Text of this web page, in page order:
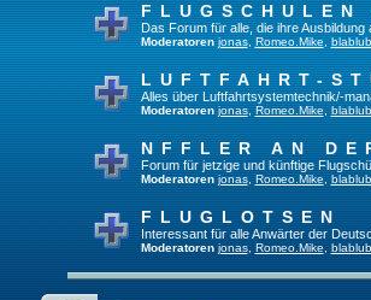
Das Forum für alle, die ihre
Moderatoren jonas, Romeo.Mike
LUFTFAHRT-
Alles über Luftfahrtsystemtechnik/-
Moderatoren jonas, Romeo.Mike,
NFFLER AN
Forum für jetzige und künftige
Moderatoren jonas, Romeo.Mike
FLUGLOTSEN
Interessant für alle Anwärter der
Moderatoren jonas, Romeo.Mike,